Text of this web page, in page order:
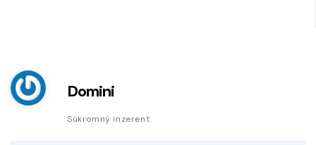
Domini
Súkromný inzerent